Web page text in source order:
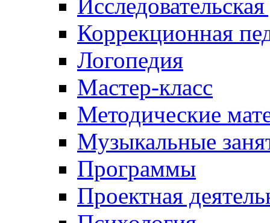
Коррекционная
Логопедия
Мастер-класс
Методические
Музыкальные
Программы
Проектная